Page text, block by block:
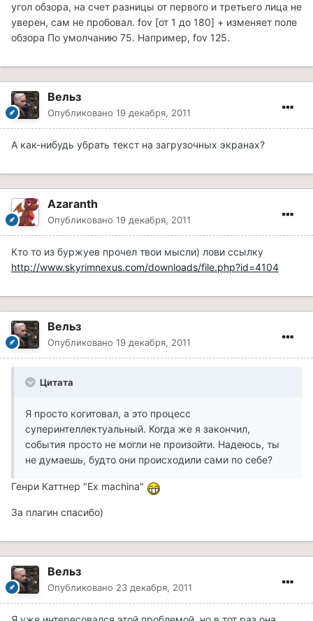
угол обзора, на счет разницы от первого и третьего лица не
уверен, сам не пробовал. fov [от 1 до 180] + изменяет поле
обзора По умолчанию 75. Например, fov 125.
Вельз
Опубликовано 19 декабря, 2011
А как-нибудь убрать текст на загрузочных экранах?
Azaranth
Опубликовано 19 декабря, 2011
Кто то из буржуев прочел твои мысли) лови ссылку
http://www.skyrimnexus.com/downloads/file.php?id=4104
Вельз
Опубликовано 19 декабря, 2011
Цитата
Я просто когитовал, а это процесс
суперинтеллектуальный. Когда же я закончил,
события просто не могли не произойти. Надеюсь, ты
не думаешь, будто они происходили сами по себе?
Генри Каттнер "Ex machina"
За плагин спасибо)
Вельз
Опубликовано 23 декабря, 2011